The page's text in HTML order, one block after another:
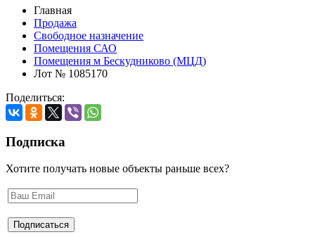
Главная
Продажа
Свободное назначение
Помещения САО
Помещения м Бескудниково (МЦД)
Лот № 1085170
Поделиться:
Подписка
Хотите получать новые объекты раньше всех?